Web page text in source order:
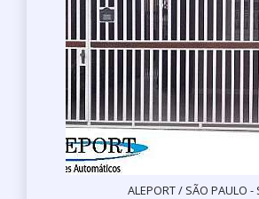
ALEPORT / SÃO PAULO -